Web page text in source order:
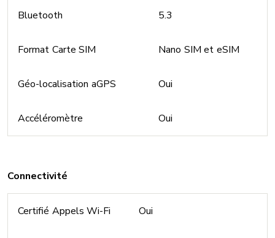
Bluetooth 5.3
Format Carte SIM Nano SIM et eSIM
Géo-localisation aGPS Oui
Accéléromètre Oui
Connectivité
Certifié Appels Wi-Fi Oui